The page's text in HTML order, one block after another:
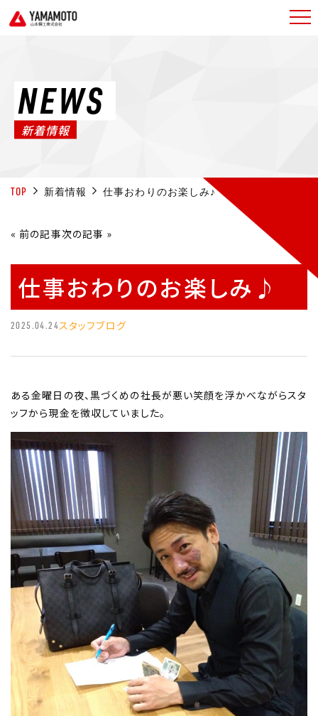
NEWS
新着情報
TOP 新着情報 仕事おわりのお楽しみ♪
« 前の記事次の記事 »
仕事おわりのお楽しみ♪
2025.04.24スタッフブログ
ある金曜日の夜、黒づくめの社長が悪い笑顔を浮かべながらスタ
ッフから現金を徴収していました。